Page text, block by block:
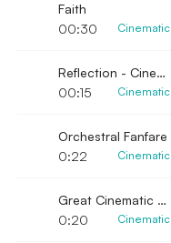
Faith
00:30
Cinematic
Reflection - Cinematic Intro
00:15
Cinematic
Orchestral Fanfare
0:22
Cinematic
Great Cinematic Logo
0:20
Cinematic